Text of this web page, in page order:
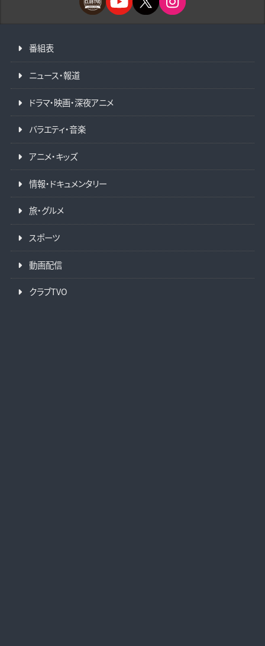
番組表
ニュース・報道
ドラマ・映画・深夜アニメ
バラエティ・音楽
アニメ・キッズ
情報・ドキュメンタリー
旅・グルメ
スポーツ
動画配信
クラブTVO